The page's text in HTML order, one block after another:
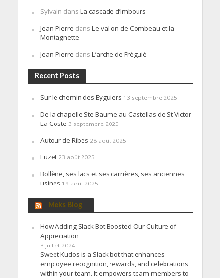
Sylvain dans La cascade d’Imbours
Jean-Pierre dans Le vallon de Combeau et la
Montagnette
Jean-Pierre dans L’arche de Fréguié
Recent Posts
Sur le chemin des Eyguiers 13 septembre 2025
De la chapelle Ste Baume au Castellas de St Victor
La Coste 3 septembre 2025
Autour de Ribes 28 août 2025
Luzet 23 août 2025
Bollène, ses lacs et ses carrières, ses anciennes
usines 19 août 2025
Meks Blog
How Adding Slack Bot Boosted Our Culture of
Appreciation
3 juillet 2024
Sweet Kudos is a Slack bot that enhances
employee recognition, rewards, and celebrations
within your team. It empowers team members to